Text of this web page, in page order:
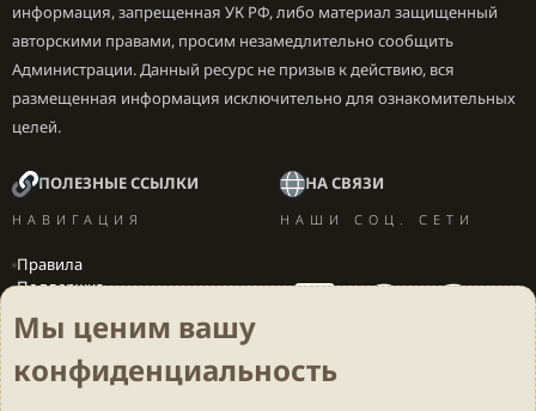
информация, запрещенная УК РФ, либо материал защищенный
авторскими правами, просим незамедлительно сообщить
Администрации. Данный ресурс не призыв к действию, вся
размещенная информация исключительно для ознакомительных
целей.
ПОЛЕЗНЫЕ ССЫЛКИ
НАВИГАЦИЯ
Правила
Поддержка
Локализация игр
НА СВЯЗИ
НАШИ СОЦ. СЕТИ
Мы ценим вашу
конфиденциальность